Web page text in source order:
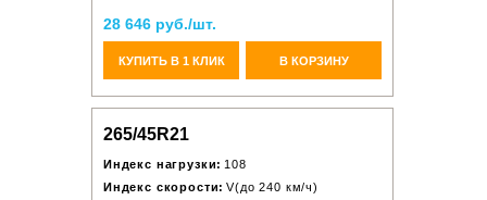
28 646 руб./шт.
КУПИТЬ В 1 КЛИК В КОРЗИНУ
265/45R21
Индекс нагрузки: 108
Индекс скорости: V(до 240 км/ч)